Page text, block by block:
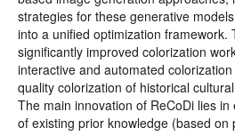
strategies for these generative
into a unified optimization framework.
significantly improved colorization
interactive and automated
quality colorization of historical
The main innovation of ReCoDi lies
of existing prior knowledge (based on